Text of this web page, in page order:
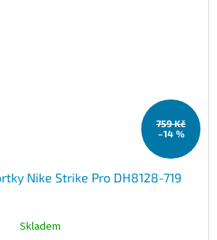
759 Kč
–14 %
Nike Strike Pro DH8128-719
Skladem